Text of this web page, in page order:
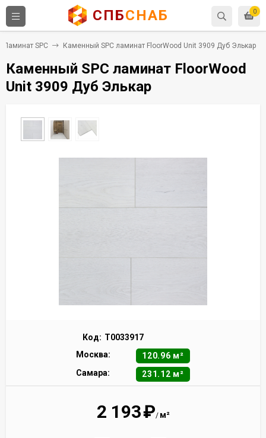
0
СПБСНАБ
Ламинат SPC Каменный SPC ламинат FloorWood Unit 3909 Дуб Элькар
Каменный SPC ламинат FloorWood
Unit 3909 Дуб Элькар
Код: Т0033917
Москва:
120.96 м²
Самара:
231.12 м²
2 193₽/ м²